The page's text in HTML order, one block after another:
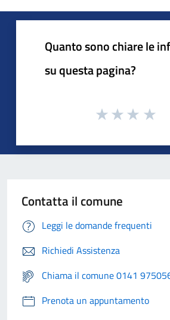
Quanto sono chiare le
su questa pagina?
Contatta il comune
Leggi le domande frequenti
Richiedi Assistenza
Chiama il comune 0141
Prenota un appuntamento